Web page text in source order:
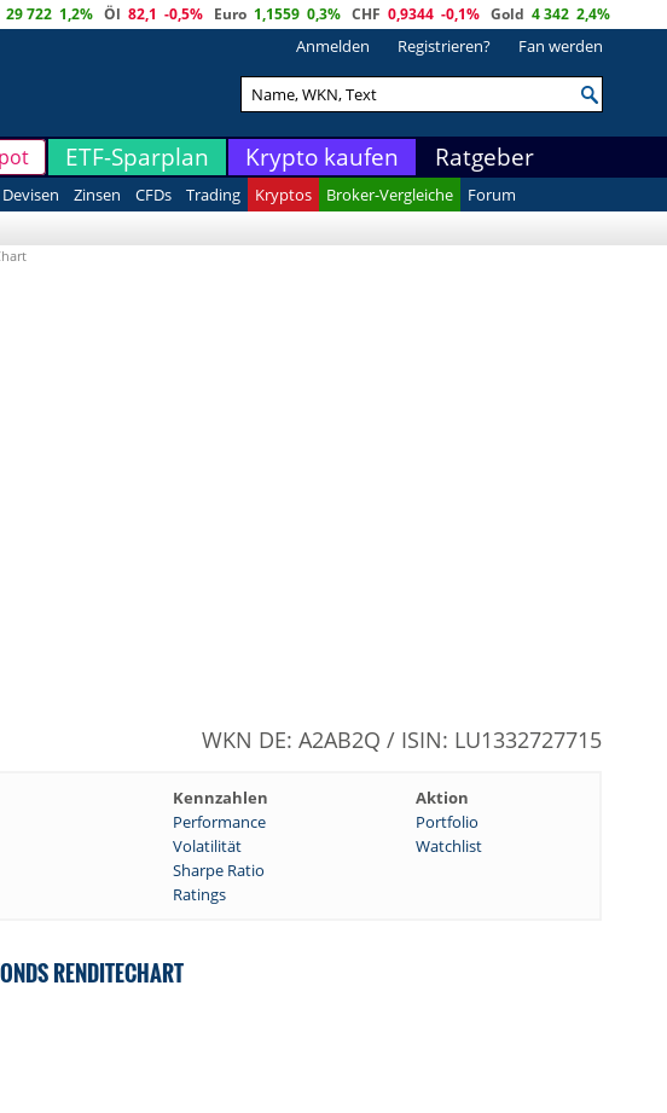
29 722 1,2% Öl 82,1 -0,5% Euro 1,1559 0,3% CHF 0,9344 -0,1% Gold 4 342 2,4%
Anmelden Registrieren? Fan werden
ETF-Sparplan Krypto kaufen Ratgeber
Devisen Zinsen CFDs Trading Kryptos Broker-Vergleiche
Forum
WKN DE: A2AB2Q / ISIN: LU1332727715
Kennzahlen
Aktion
Performance
Portfolio
Volatilität
Watchlist
Sharpe Ratio
Ratings
RENDITECHART